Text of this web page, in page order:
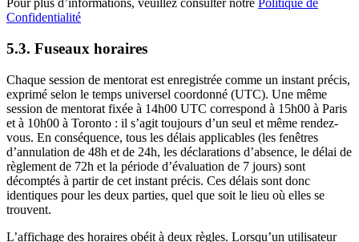
Pour plus d’informations, veuillez consulter notre Politique de
Confidentialité
5.3. Fuseaux horaires
Chaque session de mentorat est enregistrée comme un instant précis,
exprimé selon le temps universel coordonné (UTC). Une même
session de mentorat fixée à 14h00 UTC correspond à 15h00 à Paris
et à 10h00 à Toronto : il s’agit toujours d’un seul et même rendez-
vous. En conséquence, tous les délais applicables (les fenêtres
d’annulation de 48h et de 24h, les déclarations d’absence, le délai de
règlement de 72h et la période d’évaluation de 7 jours) sont
décomptés à partir de cet instant précis. Ces délais sont donc
identiques pour les deux parties, quel que soit le lieu où elles se
trouvent.
L’affichage des horaires obéit à deux règles. Lorsqu’un utilisateur